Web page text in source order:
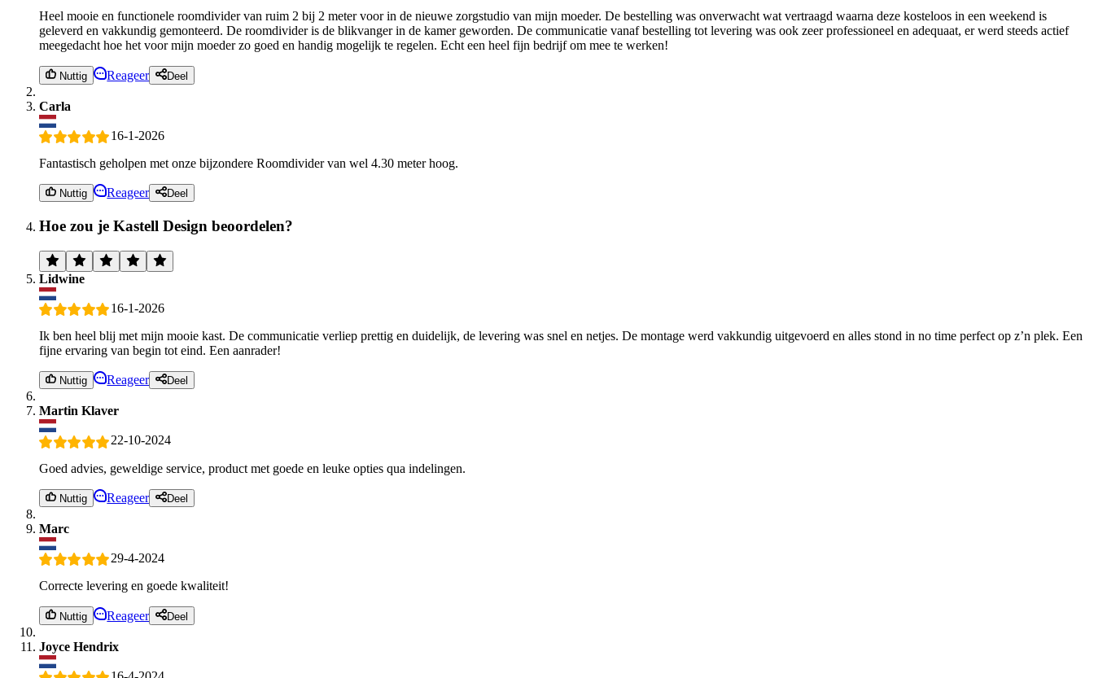
Heel mooie en functionele roomdivider van ruim 2 bij 2 meter voor in de nieuwe zorgstudio van mijn moeder. De bestelling was onverwacht wat vertraagd waarna deze kosteloos in een weekend is
geleverd en vakkundig gemonteerd. De roomdivider is de blikvanger in de kamer geworden. De communicatie vanaf bestelling tot levering was ook zeer professioneel en adequaat, er werd steeds actief
meegedacht hoe het voor mijn moeder zo goed en handig mogelijk te regelen. Echt een heel fijn bedrijf om mee te werken!
Nuttig Reageer Deel
Carla
16-1-2026
Fantastisch geholpen met onze bijzondere Roomdivider van wel 4.30 meter hoog.
Nuttig Reageer Deel
Hoe zou je Kastell Design beoordelen?
Lidwine
16-1-2026
Ik ben heel blij met mijn mooie kast. De communicatie verliep prettig en duidelijk, de levering was snel en netjes. De montage werd vakkundig uitgevoerd en alles stond in no time perfect op z’n plek. Een
fijne ervaring van begin tot eind. Een aanrader!
Nuttig Reageer Deel
Martin Klaver
22-10-2024
Goed advies, geweldige service, product met goede en leuke opties qua indelingen.
Nuttig Reageer Deel
Marc
29-4-2024
Correcte levering en goede kwaliteit!
Nuttig Reageer Deel
Joyce Hendrix